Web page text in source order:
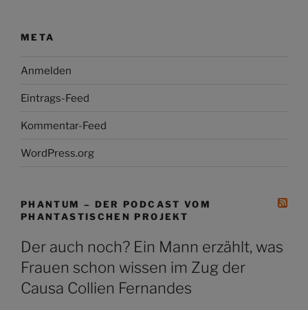
META
Anmelden
Eintrags-Feed
Kommentar-Feed
WordPress.org
PHANTUM – DER PODCAST VOM
PHANTASTISCHEN PROJEKT
Der auch noch? Ein Mann erzählt, was
Frauen schon wissen im Zug der
Causa Collien Fernandes